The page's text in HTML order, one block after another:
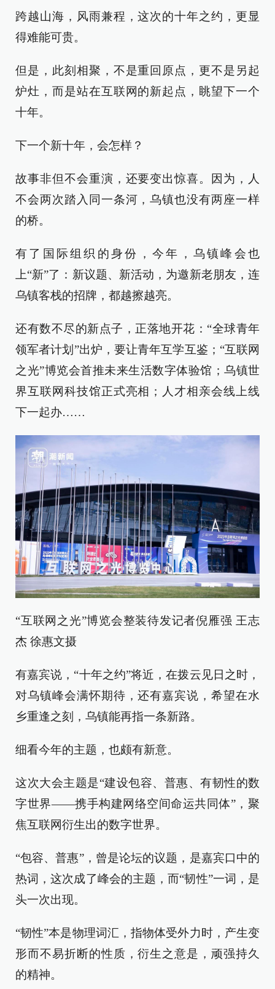
跨越山海，风雨兼程，这次的十年之约，更显
得难能可贵。
但是，此刻相聚，不是重回原点，更不是另起
炉灶，而是站在互联网的新起点，眺望下一个
十年。
下一个新十年，会怎样？
故事非但不会重演，还要变出惊喜。因为，人
不会两次踏入同一条河，乌镇也没有两座一样
的桥。
有了国际组织的身份，今年，乌镇峰会也
上“新”了：新议题、新活动，为邀新老朋友，连
乌镇客栈的招牌，都越擦越亮。
还有数不尽的新点子，正落地开花：“全球青年
领军者计划”出炉，要让青年互学互鉴；“互联网
之光”博览会首推未来生活数字体验馆；乌镇世
界互联网科技馆正式亮相；人才相亲会线上线
下一起办……
“互联网之光”博览会整装待发记者倪雁强 王志
杰 徐惠文摄
有嘉宾说，“十年之约”将近，在拨云见日之时，
对乌镇峰会满怀期待，还有嘉宾说，希望在水
乡重逢之刻，乌镇能再指一条新路。
细看今年的主题，也颇有新意。
这次大会主题是“建设包容、普惠、有韧性的数
字世界——携手构建网络空间命运共同体”，聚
焦互联网衍生出的数字世界。
“包容、普惠”，曾是论坛的议题，是嘉宾口中的
热词，这次成了峰会的主题，而“韧性”一词，是
头一次出现。
“韧性”本是物理词汇，指物体受外力时，产生变
形而不易折断的性质，衍生之意是，顽强持久
的精神。